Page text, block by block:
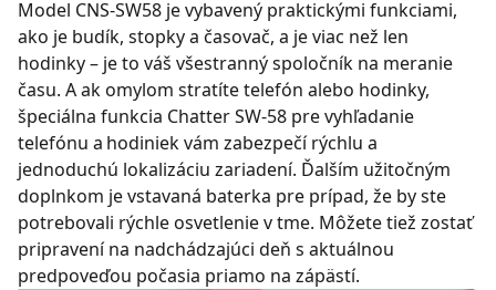
Model CNS-SW58 je vybavený praktickými funkciami,
ako je budík, stopky a časovač, a je viac než len
hodinky – je to váš všestranný spoločník na meranie
času. A ak omylom stratíte telefón alebo hodinky,
špeciálna funkcia Chatter SW-58 pre vyhľadanie
telefónu a hodiniek vám zabezpečí rýchlu a
jednoduchú lokalizáciu zariadení. Ďalším užitočným
doplnkom je vstavaná baterka pre prípad, že by ste
potrebovali rýchle osvetlenie v tme. Môžete tiež zostať
pripravení na nadchádzajúci deň s aktuálnou
predpoveďou počasia priamo na zápästí.